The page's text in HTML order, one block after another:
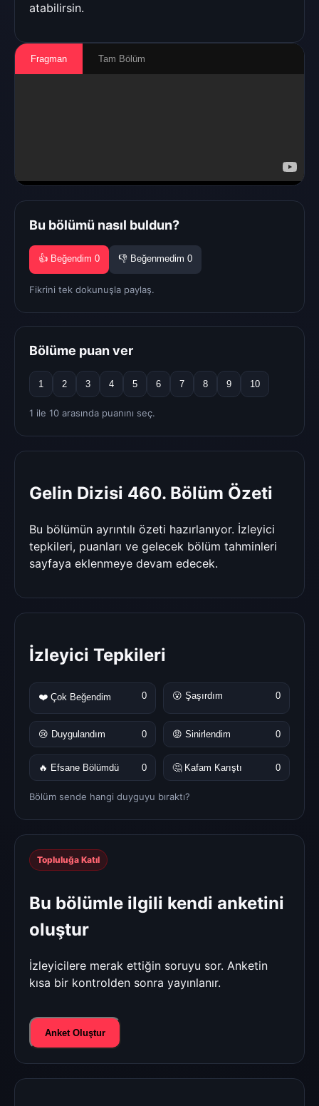
atabilirsin.
Fragman Tam Bölüm
Bu bölümü nasıl buldun?
👍 Beğendim 0 👎 Beğenmedim 0
Fikrini tek dokunuşla paylaş.
Bölüme puan ver
1 2 3 4 5 6 7 8 9 10
1 ile 10 arasında puanını seç.
Gelin Dizisi 460. Bölüm Özeti
Bu bölümün ayrıntılı özeti hazırlanıyor. İzleyici
tepkileri, puanları ve gelecek bölüm tahminleri
sayfaya eklenmeye devam edecek.
İzleyici Tepkileri
❤️ Çok Beğendim 0 😮 Şaşırdım 0
😢 Duygulandım 0 😡 Sinirlendim 0
🔥 Efsane Bölümdü 0 🤔 Kafam Karıştı 0
Bölüm sende hangi duyguyu bıraktı?
Topluluğa Katıl
Bu bölümle ilgili kendi anketini
oluştur
İzleyicilere merak ettiğin soruyu sor. Anketin
kısa bir kontrolden sonra yayınlanır.
Anket Oluştur